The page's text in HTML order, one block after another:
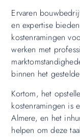
Ervaren
en expertise
kostenramingen
werken met
binnen het
Kortom, het
kostenramingen is
Almere, en het
helpen om deze